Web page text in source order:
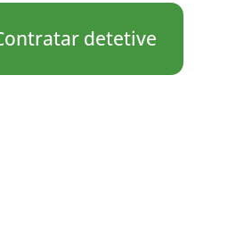
Contratar detetive